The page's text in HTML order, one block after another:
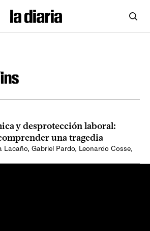
y desprotección laboral:
una tragedia
Lacaño, Gabriel Pardo, Leonardo Cosse,